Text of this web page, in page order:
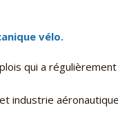
vélo.
qui a